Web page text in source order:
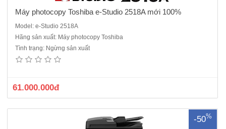
Máy photocopy Toshiba e-Studio 2518A mới 100%
Model: e-Studio 2518A
Hãng sản xuất: Máy photocopy Toshiba
Tình trạng: Ngừng sản xuất
61.000.000đ
-50%
Máy photocopy đen trắng Toshiba e-Studio 3008A - máy cũ nhập
khẩu Chức năng: Photo/ in mạng/scan màu RADF: Tự động nạp và
đảo bản gốc : Có sẵn. ADU : Tự động đảo mặt bản sao: Có sẵn. Màn